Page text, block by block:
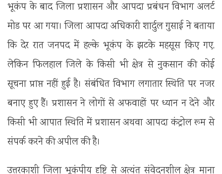
भूकंप के बाद जिला प्रशासन और आपदा प्रबंधन विभाग अलर्ट
मोड पर आ गया। जिला आपदा अधिकारी शार्दुल गुसाई ने बताया
कि देर रात जनपद में हल्के भूकंप के झटके महसूस किए गए,
लेकिन फिलहाल जिले के किसी भी क्षेत्र से नुकसान की कोई
सूचना प्राप्त नहीं हुई है। संबंधित विभाग लगातार स्थिति पर नजर
बनाए हुए हैं। प्रशासन ने लोगों से अफवाहों पर ध्यान न देने और
किसी भी आपात स्थिति में प्रशासन अथवा आपदा कंट्रोल रूम से
संपर्क करने की अपील की है।